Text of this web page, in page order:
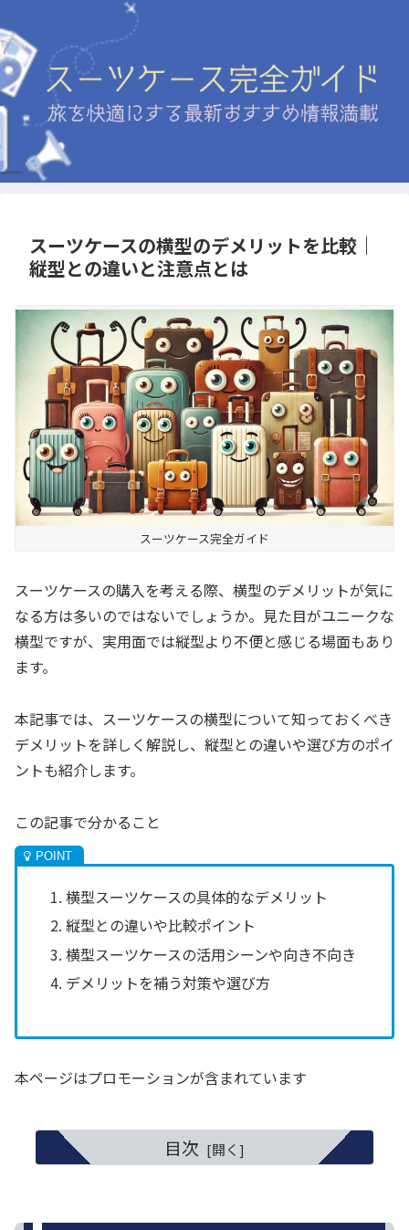
スーツケースの横型のデメリットを比較｜
縦型との違いと注意点とは
スーツケース完全ガイド
スーツケースの購入を考える際、横型のデメリットが気に
なる方は多いのではないでしょうか。見た目がユニークな
横型ですが、実用面では縦型より不便と感じる場面もあり
ます。
本記事では、スーツケースの横型について知っておくべき
デメリットを詳しく解説し、縦型との違いや選び方のポイ
ントも紹介します。
この記事で分かること
横型スーツケースの具体的なデメリット
縦型との違いや比較ポイント
横型スーツケースの活用シーンや向き不向き
デメリットを補う対策や選び方
本ページはプロモーションが含まれています
目次